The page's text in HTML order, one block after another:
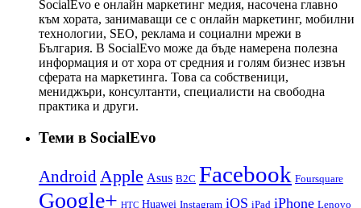
SocialEvo е онлайн маркетинг медия, насочена главно
към хората, занимаващи се с онлайн маркетинг, мобилни
технологии, SEO, реклама и социални мрежи в
България. В SocialEvo може да бъде намерена полезна
информация и от хора от средния и голям бизнес извън
сферата на маркетинга. Това са собственици,
мениджъри, консултанти, специалисти на свободна
практика и други.
Теми в SocialEvo
AndroidApple Asus B2C Facebook Foursquare
Google+ HTC Huawei Instagram iOS iPad iPhone Lenovo